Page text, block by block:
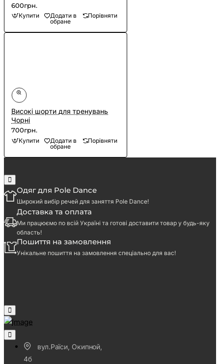
600грн.
Купити
Додати в
обране
Порівняти
Високі шорти для тренувань
Чорні
700грн.
Купити
Додати в
обране
Порівняти
Одяг для Pole Dance
Широкий вибір речей для заняття Pole Dance!
Доставка та оплата
Ми працюємо по всій Україні та готові доставити товар у будь-яку
область!
Пошиття на замовлення
Унікальне пошиття на замовлення спеціально для вас!
вул.Раїси, Окипной,
4б